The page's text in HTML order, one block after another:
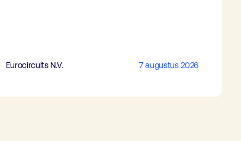
Eurocircuits N.V. 7 augustus 2026